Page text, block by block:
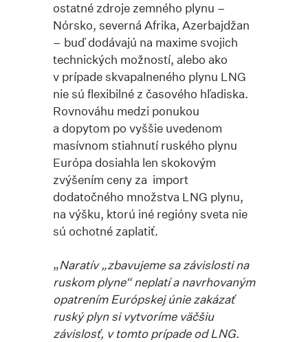
ostatné zdroje zemného plynu –
Nórsko, severná Afrika, Azerbajdžan
– buď dodávajú na maxime svojich
technických možností, alebo ako
v prípade skvapalneného plynu LNG
nie sú flexibilné z časového hľadiska.
Rovnováhu medzi ponukou
a dopytom po vyššie uvedenom
masívnom stiahnutí ruského plynu
Európa dosiahla len skokovým
zvýšením ceny za import
dodatočného množstva LNG plynu,
na výšku, ktorú iné regióny sveta nie
sú ochotné zaplatiť.
„Naratív „zbavujeme sa závislosti na
ruskom plyne“ neplatí a navrhovaným
opatrením Európskej únie zakázať
ruský plyn si vytvoríme väčšiu
závislosť, v tomto prípade od LNG.